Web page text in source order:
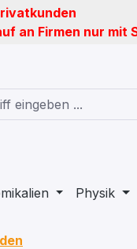
an Firmen nur mit
Physik